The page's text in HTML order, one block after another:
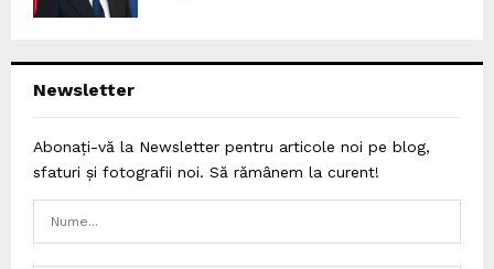
Newsletter
Abonați-vă la Newsletter pentru articole noi pe blog,
sfaturi și fotografii noi. Să rămânem la curent!